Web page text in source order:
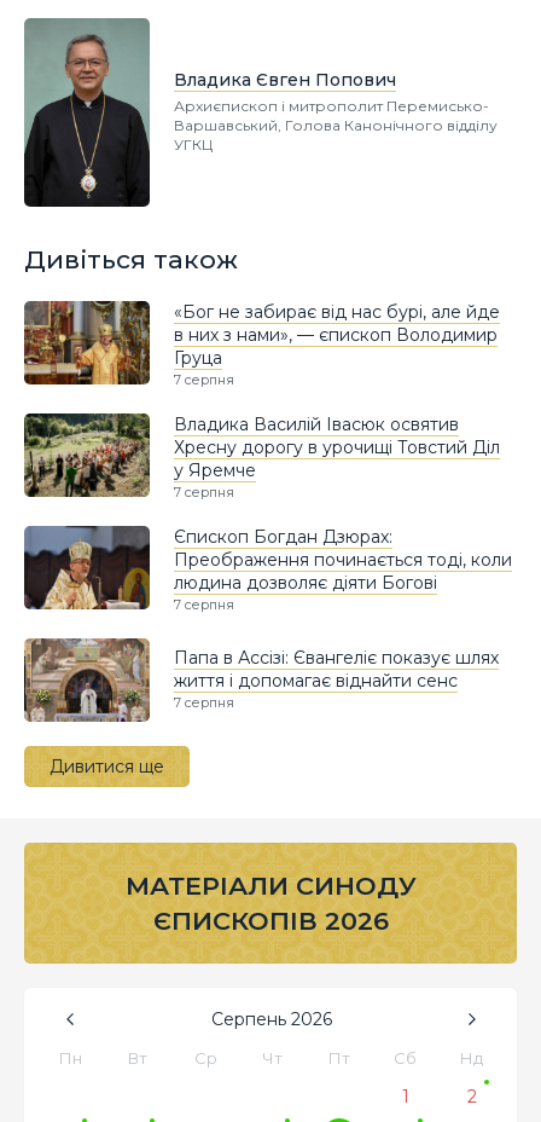
Владика Євген Попович
Архиєпископ і митрополит Перемисько-
Варшавський, Голова Канонічного відділу
УГКЦ
Дивіться також
«Бог не забирає від нас бурі, але йде
в них з нами», — єпископ Володимир
Груца
7 серпня
Владика Василій Івасюк освятив
Хресну дорогу в урочищі Товстий Діл
у Яремче
7 серпня
Єпископ Богдан Дзюрах:
Преображення починається тоді, коли
людина дозволяє діяти Богові
7 серпня
Папа в Ассізі: Євангеліє показує шлях
життя і допомагає віднайти сенс
7 серпня
Дивитися ще
МАТЕРІАЛИ СИНОДУ
ЄПИСКОПІВ 2026
Серпень 2026
Пн Вт Ср Чт Пт Сб Нд
1
2